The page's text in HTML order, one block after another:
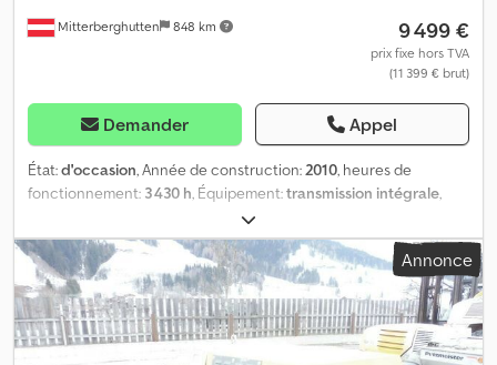
Mitterberghutten 848 km 9 499 €
prix fixe hors TVA
(11 399 € brut)
Demander Appel
État:d'occasion, Année de construction: 2010, heures de
fonctionnement: 3 430 h , Équipement:transmission intégrale
Problème moteur ! Toutes les indications sans garantie. Dodjn Hzz
Repfx Apiokr Emplacement : 5662 Hauserdorf, Bacherstr. 1
Annonce